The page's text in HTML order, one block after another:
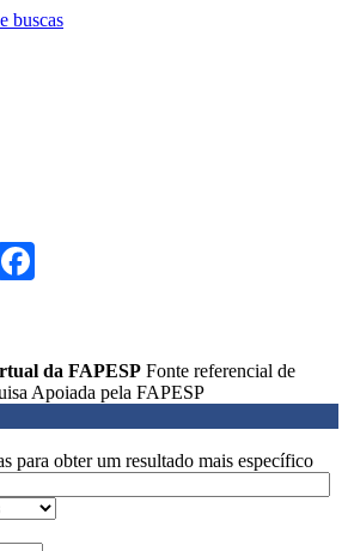
buscas
da FAPESP Fonte referencial de
Apoiada pela FAPESP
para obter um resultado mais específico